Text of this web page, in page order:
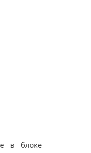
в блоке